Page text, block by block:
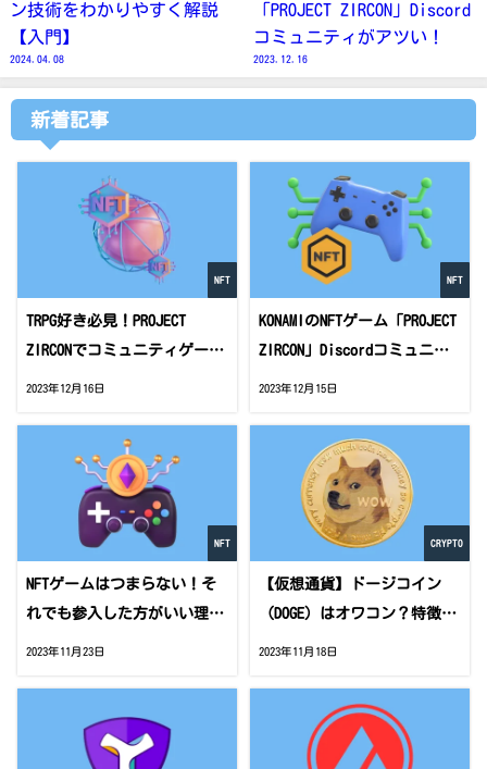
ン技術をわかりやすく解説
【入門】
2024.04.08
「PROJECT ZIRCON」Discord
コミュニティがアツい！
2023.12.16
新着記事
NFT
TRPG好き必見！PROJECT
ZIRCONでコミュニティゲーム
が開幕！
2023年12月16日
NFT
KONAMIのNFTゲーム「PROJECT
ZIRCON」Discordコミュニテ
ィがアツい！
2023年12月15日
NFT
NFTゲームはつまらない！そ
れでも参入した方がいい理由
とは？
2023年11月23日
CRYPTO
【仮想通貨】ドージコイン
（DOGE）はオワコン？特徴や
将来性を解説
2023年11月18日